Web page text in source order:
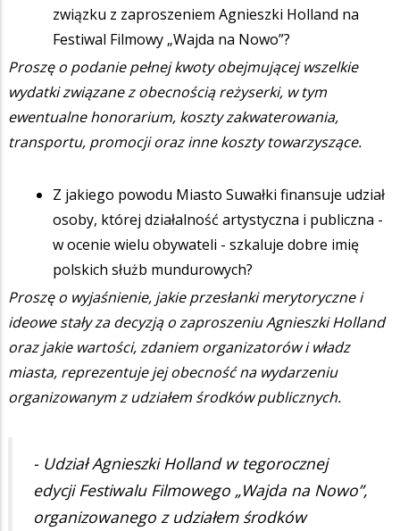
związku z zaproszeniem Agnieszki Holland na
Festiwal Filmowy „Wajda na Nowo”?
Proszę o podanie pełnej kwoty obejmującej wszelkie
wydatki związane z obecnością reżyserki, w tym
ewentualne honorarium, koszty zakwaterowania,
transportu, promocji oraz inne koszty towarzyszące.
Z jakiego powodu Miasto Suwałki finansuje udział
osoby, której działalność artystyczna i publiczna -
w ocenie wielu obywateli - szkaluje dobre imię
polskich służb mundurowych?
Proszę o wyjaśnienie, jakie przesłanki merytoryczne i
ideowe stały za decyzją o zaproszeniu Agnieszki Holland
oraz jakie wartości, zdaniem organizatorów i władz
miasta, reprezentuje jej obecność na wydarzeniu
organizowanym z udziałem środków publicznych.
- Udział Agnieszki Holland w tegorocznej
edycji Festiwalu Filmowego „Wajda na Nowo”,
organizowanego z udziałem środków